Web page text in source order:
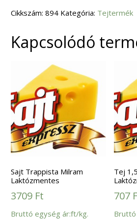
Cikkszám:894 Kategória: Tejtermék
Kapcsolódó
Sajt Trappista Milram
Laktózmentes
3709 Ft
Bruttó egység ár:ft/kg.
Tej
707